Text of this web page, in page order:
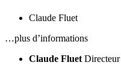
Claude Fluet
…plus d’informations
Claude Fluet Directeur